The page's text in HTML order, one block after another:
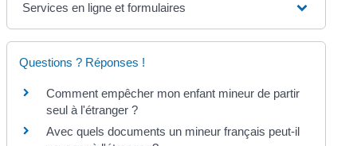
Services en ligne et formulaires
Questions ? Réponses !
Comment empêcher mon enfant mineur de partir
seul à l'étranger ?
Avec quels documents un mineur français peut-il